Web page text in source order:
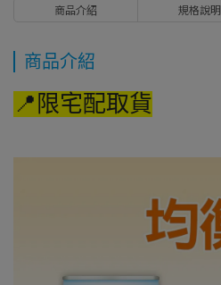
商品介紹 規格說明
商品介紹
📍限宅配取貨